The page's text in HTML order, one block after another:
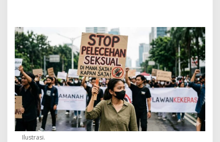
s
a
n
T
a
k
S
e
n
o
Ilustrasi.